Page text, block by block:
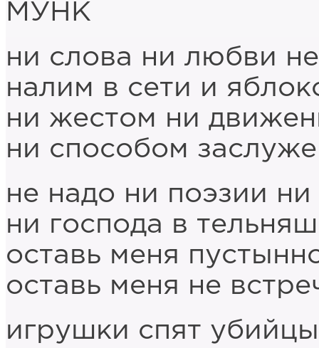
МУНК
ни слова ни любви
налим в сети и
ни жестом ни
ни способом
не надо ни поэзии
ни господа в
оставь меня
оставь меня не
игрушки спят